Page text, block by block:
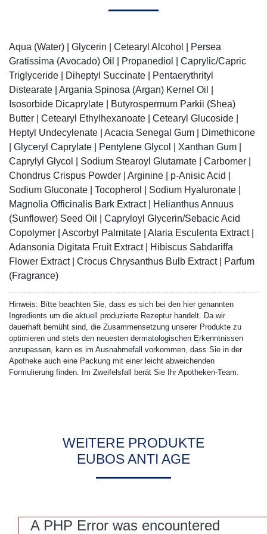
Aqua (Water) | Glycerin | Cetearyl Alcohol | Persea
Gratissima (Avocado) Oil | Propanediol | Caprylic/Capric
Triglyceride | Diheptyl Succinate | Pentaerythrityl
Distearate | Argania Spinosa (Argan) Kernel Oil |
Isosorbide Dicaprylate | Butyrospermum Parkii (Shea)
Butter | Cetearyl Ethylhexanoate | Cetearyl Glucoside |
Heptyl Undecylenate | Acacia Senegal Gum | Dimethicone
| Glyceryl Caprylate | Pentylene Glycol | Xanthan Gum |
Caprylyl Glycol | Sodium Stearoyl Glutamate | Carbomer |
Chondrus Crispus Powder | Arginine | p-Anisic Acid |
Sodium Gluconate | Tocopherol | Sodium Hyaluronate |
Magnolia Officinalis Bark Extract | Helianthus Annuus
(Sunflower) Seed Oil | Capryloyl Glycerin/Sebacic Acid
Copolymer | Ascorbyl Palmitate | Alaria Esculenta Extract |
Adansonia Digitata Fruit Extract | Hibiscus Sabdariffa
Flower Extract | Crocus Chrysanthus Bulb Extract | Parfum
(Fragrance)
Hinweis: Bitte beachten Sie, dass es sich bei den hier genannten
Ingredients um die aktuell produzierte Rezeptur handelt. Da wir
dauerhaft bemüht sind, die Zusammensetzung unserer Produkte zu
optimieren und stets den neuesten dermatologischen Erkenntnissen
anzupassen, kann es im Ausnahmefall vorkommen, dass Sie in der
Apotheke auch eine Packung mit einer leicht abweichenden
Formulierung finden. Im Zweifelsfall berät Sie Ihr Apotheken-Team.
WEITERE PRODUKTE
EUBOS ANTI AGE
A PHP Error was encountered
A PHP Error was encountered